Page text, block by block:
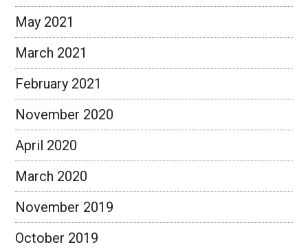
May 2021
March 2021
February 2021
November 2020
April 2020
March 2020
November 2019
October 2019